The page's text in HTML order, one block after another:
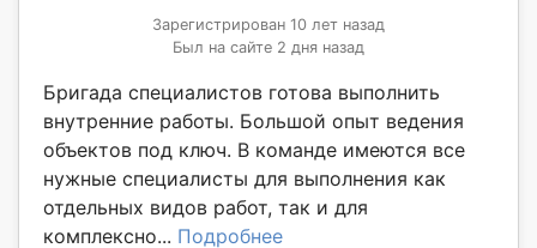
Зарегистрирован 10 лет назад
Был на сайте 2 дня назад
Бригада специалистов готова выполнить
внутренние работы. Большой опыт ведения
объектов под ключ. В команде имеются все
нужные специалисты для выполнения как
отдельных видов работ, так и для
комплексно... Подробнее